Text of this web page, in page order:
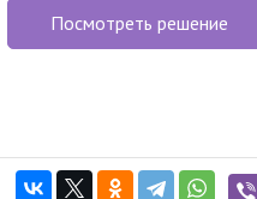
Посмотреть решение